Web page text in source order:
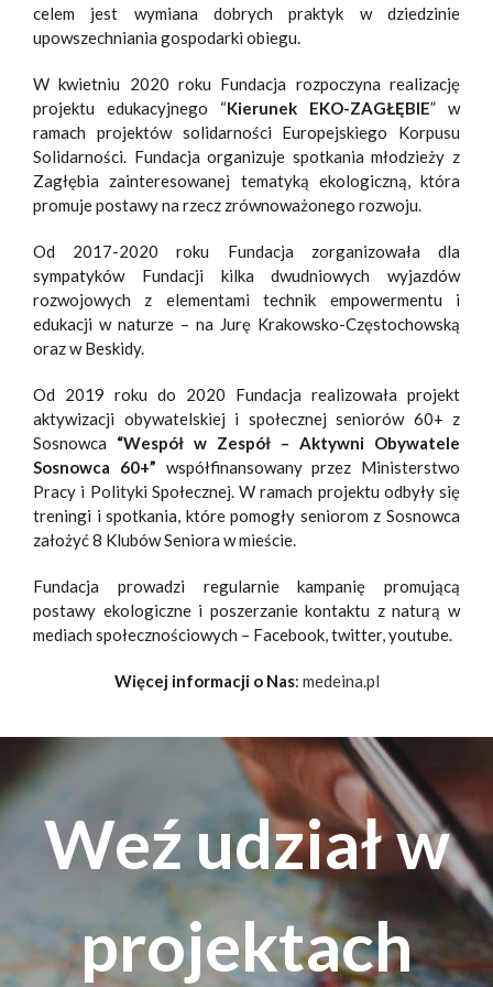
celem jest wymiana dobrych praktyk w dziedzinie
upowszechniania gospodarki obiegu.
W kwietniu 2020 roku Fundacja rozpoczyna realizację
projektu edukacyjnego “Kierunek EKO-ZAGŁĘBIE” w
ramach projektów solidarności Europejskiego Korpusu
Solidarności. Fundacja organizuje spotkania młodzieży z
Zagłębia zainteresowanej tematyką ekologiczną, która
promuje postawy na rzecz zrównoważonego rozwoju.
Od 2017-2020 roku Fundacja zorganizowała dla
sympatyków Fundacji kilka dwudniowych wyjazdów
rozwojowych z elementami technik empowermentu i
edukacji w naturze – na Jurę Krakowsko-Częstochowską
oraz w Beskidy.
Od 2019 roku do 2020 Fundacja realizowała projekt
aktywizacji obywatelskiej i społecznej seniorów 60+ z
Sosnowca “Wespół w Zespół – Aktywni Obywatele
Sosnowca 60+” współfinansowany przez Ministerstwo
Pracy i Polityki Społecznej. W ramach projektu odbyły się
treningi i spotkania, które pomogły seniorom z Sosnowca
założyć 8 Klubów Seniora w mieście.
Fundacja prowadzi regularnie kampanię promującą
postawy ekologiczne i poszerzanie kontaktu z naturą w
mediach społecznościowych – Facebook, twitter, youtube.
Więcej informacji o Nas: medeina.pl
Weź udział w
projektach